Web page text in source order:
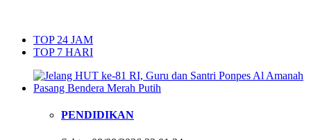
TOP 24 JAM
TOP 7 HARI
PENDIDIKAN